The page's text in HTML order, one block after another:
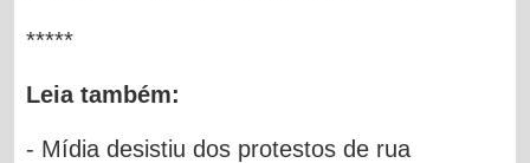
*****
Leia também:
- Mídia desistiu dos protestos de rua